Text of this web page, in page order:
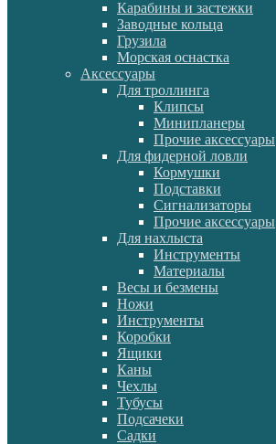
Карабины и застежки
Заводные кольца
Грузила
Морская оснастка
Аксессуары
Для троллинга
Клипсы
Минипланеры
Прочие аксессуары
Для фидерной ловли
Кормушки
Подставки
Сигнализаторы
Прочие аксессуары
Для нахлыста
Инструменты
Материалы
Весы и безмены
Ножи
Инструменты
Коробки
Ящики
Каны
Чехлы
Тубусы
Подсачеки
Садки